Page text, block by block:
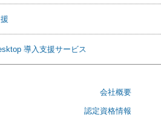
導入支援サービス
会社概要
認定資格情報